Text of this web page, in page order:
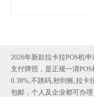
2026年新款拉卡拉POS机
支付牌照，是正规一清
0.38%,不跳码,秒到账,拉卡
包邮，个人及企业都可办理